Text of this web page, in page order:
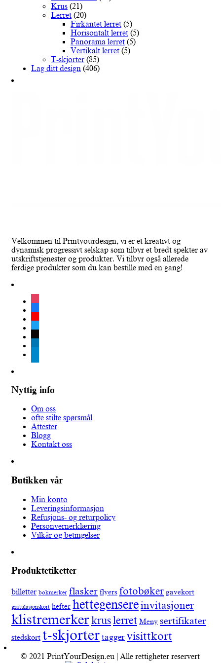
Krus (21)
Lerret (20)
Firkantet lerret (5)
Horisontalt lerret (5)
Panorama lerret (5)
Vertikalt lerret (5)
T-skjorter (85)
Lag ditt design (406)
Velkommen til Printyourdesign, vi er et kreativt og
dynamisk progressivt selskap som tilbyr et bredt spekter av
utskriftstjenester og produkter. Vi tilbyr også allerede
ferdige produkter som du kan bestille med en gang!
instagram
facebook
youtube
twitter
tiktok
Nyttig info
Om oss
ofte stilte spørsmål
Attester
Blogg
Kontakt oss
Butikken vår
Min konto
Leveringsinformasjon
Refusjons- og returpolicy
Personvernerklæring
Vilkår og betingelser
Produktetiketter
billetter bokmerker flasker flyers fotobøker gavekort
gratulasjonskort hefter hettegensereinvitasjoner
klistremerkerkruslerret Meny sertifikater
stedskort t-skjorter tagger visittkort
© 2021 PrintYourDesign.eu | Alle rettigheter reservert